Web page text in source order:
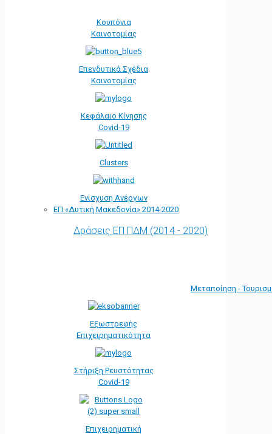
Κουπόνια
Καινοτομίας
Επενδυτικά Σχέδια
Καινοτομίας
Κεφάλαιο Κίνησης
Covid-19
Clusters
Ενίσχυση Ανέργων
ΕΠ «Δυτική Μακεδονία» 2014-2020
Δράσεις ΕΠ ΠΔΜ (2014 - 2020)
Μεταποίηση -
Εξωστρεφής
Επιχειρηματικότητα
Στήριξη Ρευστότητας
Covid-19
Επιχειρηματική